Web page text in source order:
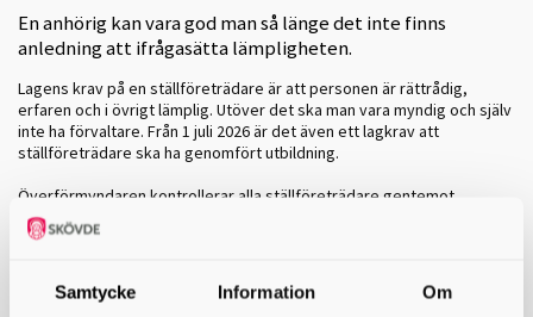
Samtycke Information Om
En anhörig kan vara god man så länge det inte finns
anledning att ifrågasätta lämpligheten.
Lagens krav på en ställföreträdare är att personen är rättrådig,
erfaren och i övrigt lämplig. Utöver det ska man vara myndig och själv
inte ha förvaltare. Från 1 juli 2026 är det även ett lagkrav att
ställföreträdare ska ha genomfört utbildning.
Överförmyndaren kontrollerar alla ställföreträdare gentemot
belastningsregister, socialregister och gör en kontroll av
betalningsanmärkningar. Överförmydnaren ska också se till att alla
Att tänka på